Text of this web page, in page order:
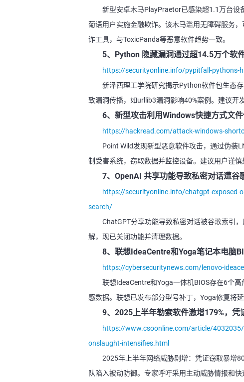
新型安卓木马PlayPraetor已感染超1.1万台设
葡语用户实施金融欺诈。该木马滥用无障碍服务
诈工具，与ToxicPanda等恶意软件趋势一致。
5、Python 隐藏漏洞通过超14.5万个软
https://securityonline.info/pypitfall-pythons-
新泽西理工学院研究揭示Python软件包生态
致漏洞传播，如urllib3漏洞影响40%案例。建议开
6、新型攻击利用Windows快捷方式文件
https://hackread.com/attack-windows-
Point Wild发现新型恶意软件攻击，通过伪装
制受害系统，窃取数据并监控设备。建议用户谨慎
7、OpenAI 共享功能导致私密对话遭谷
https://securityonline.info/chatgpt-exposed-
search/
ChatGPT分享功能导致私密对话被谷歌索引
解，现已关闭功能并清理数据。
8、联想IdeaCentre和Yoga笔记本电脑
https://cybersecuritynews.com/lenovo-
联想IdeaCentre和Yoga一体机BIOS存在6个
感数据。联想已发布部分型号补丁，Yoga修复将
9、2025上半年勒索软件激增179%，凭
https://www.csoonline.com/article/
onslaught-intensifies.html
2025年上半年网络威胁剧增：凭证窃取暴增
队陷入被动防御。专家呼吁采用主动威胁情报和快